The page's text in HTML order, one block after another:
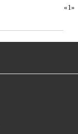
«1»